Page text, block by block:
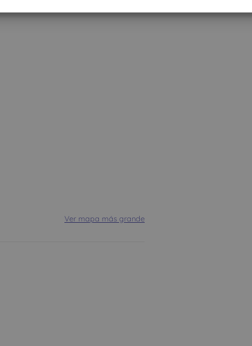
Ver mapa más grande